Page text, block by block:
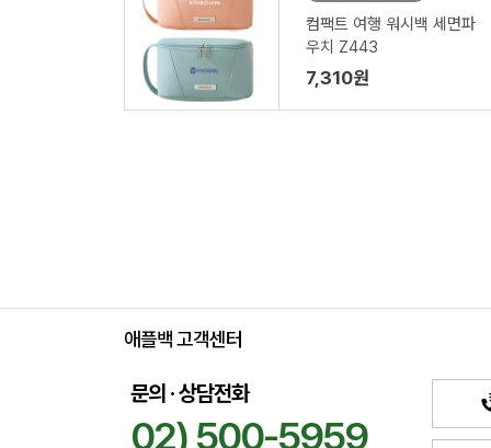
컴팩트 여행 워시백 세면파
우치 Z443
7,310원
애플백 고객센터
문의 · 상담전화
02) 500-5959